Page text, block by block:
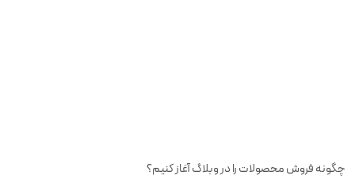
چگونه فروش محصولات را در وبلاگ آغاز کنیم؟